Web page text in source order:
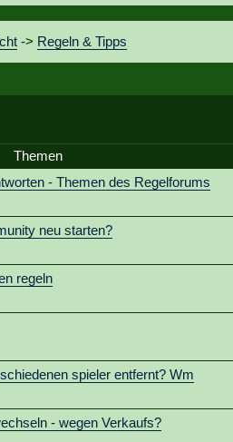
-> Regeln & Tipps
Themen
- Themen des Regelforums
neu starten?
regeln
spieler entfernt? Wm
- wegen Verkaufs?